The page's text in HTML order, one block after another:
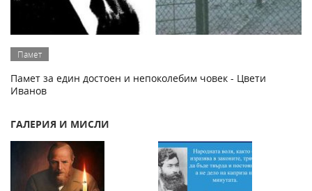
Памет
Памет за един достоен и непоколебим човек - Цвети
Иванов
ГАЛЕРИЯ И МИСЛИ